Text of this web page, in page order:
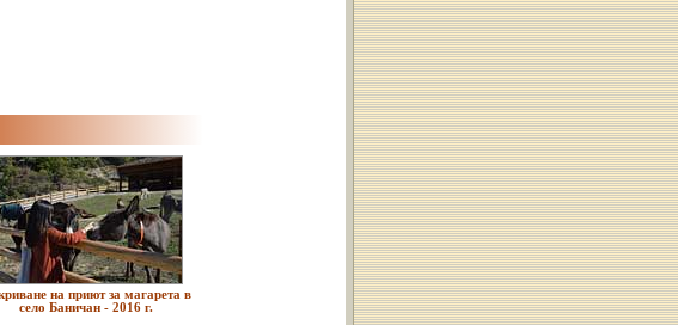
на приют за магарета в
село Баничан - 2016 г.